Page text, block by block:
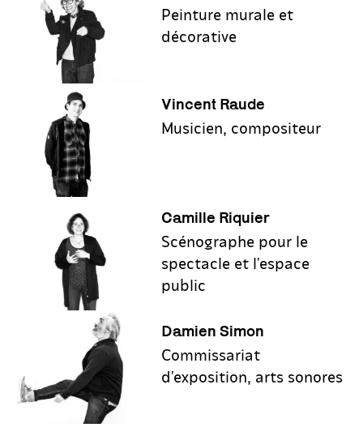
Peinture murale et
décorative
Vincent Raude
Musicien, compositeur
Camille Riquier
Scénographe pour le
spectacle et l'espace
public
Damien Simon
Commissariat
d'exposition, arts sonores